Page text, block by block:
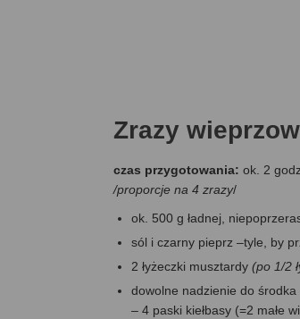
Zrazy
czas przygotowania: ok. 2
/proporcje na 4 zrazy/
ok. 500 g ładnej,
sól i czarny pieprz –tyle, by
2 łyżeczki musztardy (po 1/2
dowolne nadzienie do
– 4 paski kiełbasy (=2 małe